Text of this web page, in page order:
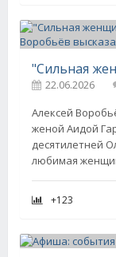
22.06.2026
Алексей
женой Аидой
десятилетней
любимая
+123